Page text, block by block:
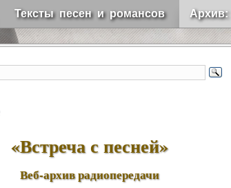
Тексты песен и романсов Архив:
«Встреча с песней»
Веб-архив радиопередачи